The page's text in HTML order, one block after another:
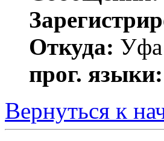
Откуда: Уфа
прог. языки:
Вернуться к